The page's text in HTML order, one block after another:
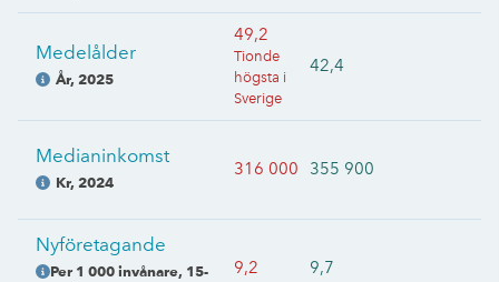
Medelålder
År, 2025
49,2
Tionde
högsta i
Sverige
42,4
Medianinkomst
Kr, 2024
316 000 355 900
Nyföretagande
Per 1 000 invånare, 15-
9,2 9,7